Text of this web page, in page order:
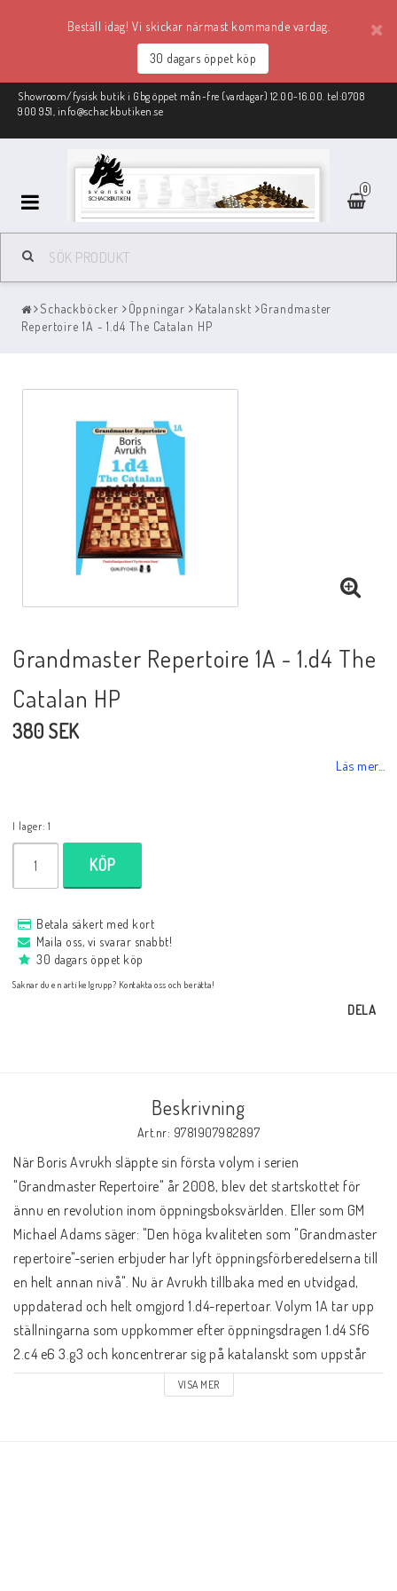
Beställ idag! Vi skickar närmast kommande vardag.
30 dagars öppet köp
Showroom/fysisk butik i Gbg öppet mån-fre (vardagar) 12.00-16.00. tel:0708
900 951, info@schackbutiken.se
0
Schackmaterial
REA
Schackböcker
Black Week 2025
Lektioner/undervisning
Schackdatorer
Schackspelsprogram
Databaser/Databasprogram
Ladda ner
Övrigt
Schacklektioner
Ari gillar
Presentkort
Övriga schackböcker
Schackböcker Öppningar Katalanskt
Grandmaster
Repertoire 1A - 1.d4 The Catalan HP
Grandmaster Repertoire 1A - 1.d4 The
Catalan HP
380 SEK
Läs mer...
I lager: 1
KÖP
Betala säkert med kort
Maila oss, vi svarar snabbt!
30 dagars öppet köp
Saknar du en artikelgrupp? Kontakta oss och berätta!
DELA
Beskrivning
Art.nr: 9781907982897
När Boris Avrukh släppte sin första volym i serien
"Grandmaster Repertoire" år 2008, blev det startskottet för
ännu en revolution inom öppningsboksvärlden. Eller som GM
Michael Adams säger: "Den höga kvaliteten som "Grandmaster
repertoire"-serien erbjuder har lyft öppningsförberedelserna till
en helt annan nivå". Nu är Avrukh tillbaka med en utvidgad,
uppdaterad och helt omgjord 1.d4-repertoar. Volym 1A tar upp
ställningarna som uppkommer efter öppningsdragen 1.d4 Sf6
2.c4 e6 3.g3 och koncentrerar sig på katalanskt som uppstår
efter 3...d5, boken tar även upp Bogo-Indiskt med 3...Lb4+ och
Benoniuppställningar efter 3...c5.
VISA MER